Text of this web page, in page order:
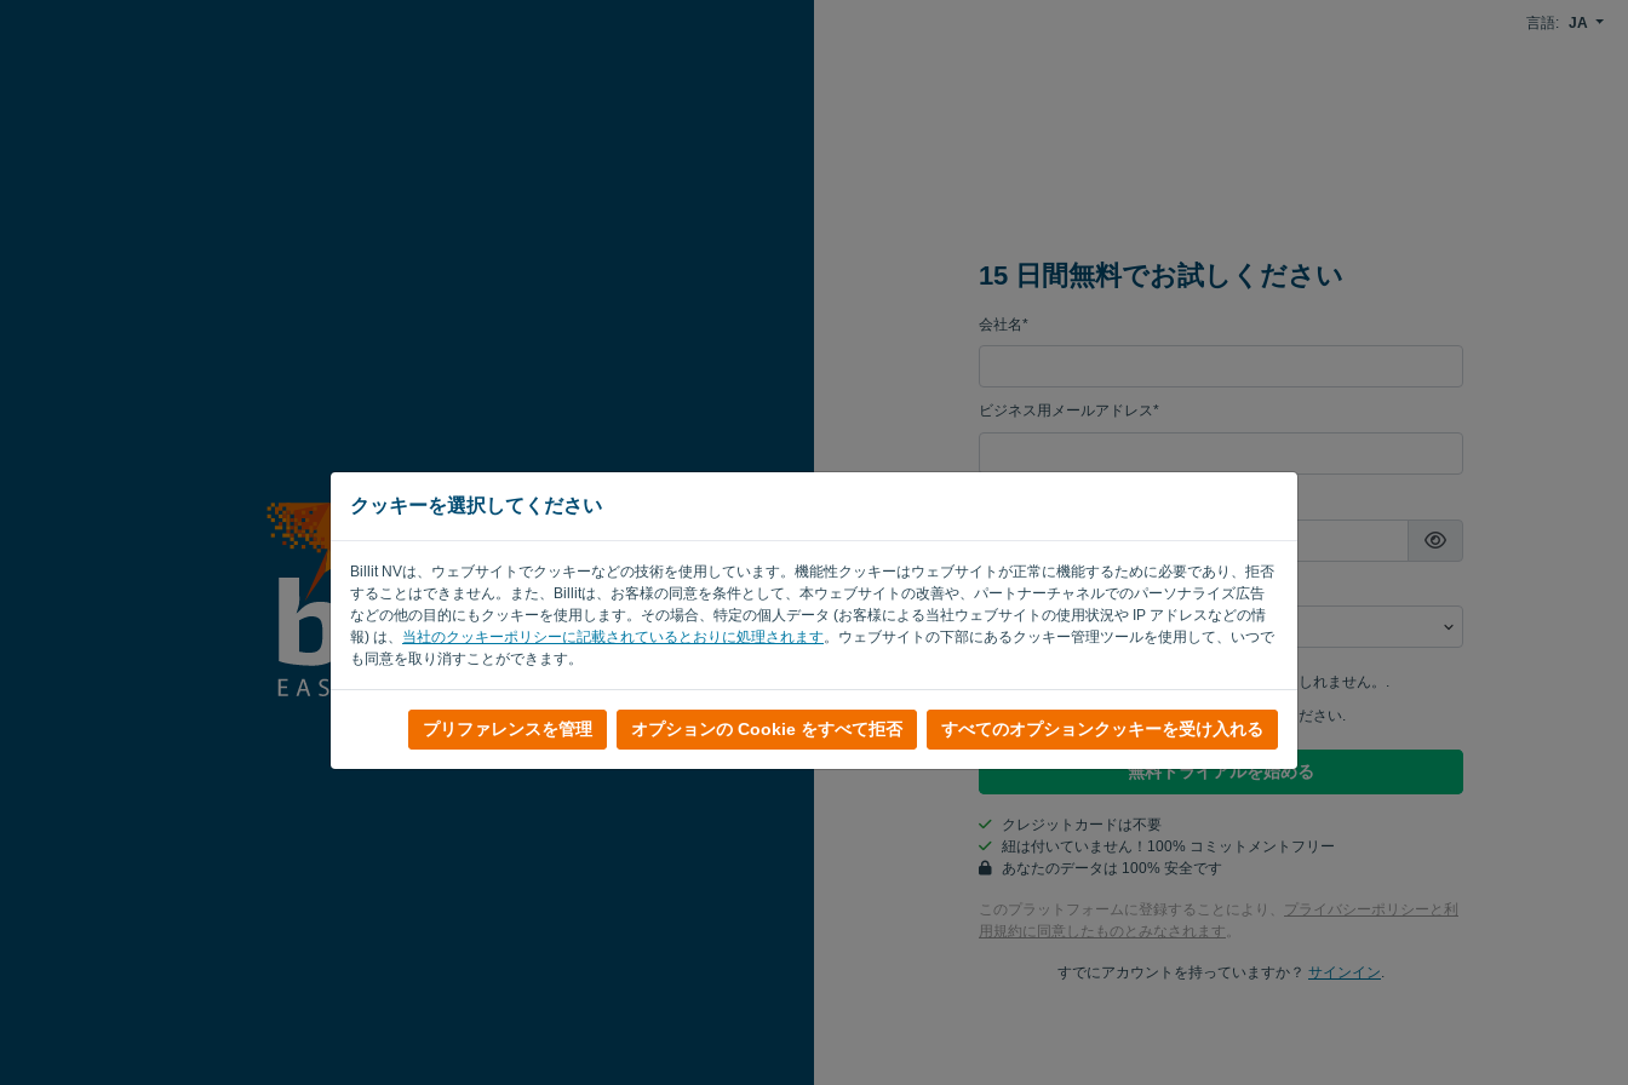
クッキーを選択してください
Billit NVは、ウェブサイトでクッキーなどの技術を使用しています。機能性クッキーはウェブサイトが正常に機能するために必要であり、拒否
することはできません。また、Billitは、お客様の同意を条件として、本ウェブサイトの改善や、パートナーチャネルでのパーソナライズ広告
などの他の目的にもクッキーを使用します。その場合、特定の個人データ (お客様による当社ウェブサイトの使用状況や IP アドレスなどの情
報) は、 当社のクッキーポリシーに記載されているとおりに処理されます。ウェブサイトの下部にあるクッキー管理ツールを使用して、いつで
も同意を取り消すことができます。
プリファレンスを管理 オプションの Cookie をすべて拒否 すべてのオプションクッキーを受け入れる
言語: JA
15 日間無料でお試しください
会社名*
ビジネス用メールアドレス*
カントリー
はい、彼は私の製品アップデートを学ぶかもしれません。.
はい、マーケティングの最新情報を送ってください.
無料トライアルを始める
クレジットカードは不要
紐は付いていません！100% コミットメントフリー
あなたのデータは 100% 安全です
このプラットフォームに登録することにより、 プライバシーポリシーと利
用規約に同意したものとみなされます。
すでにアカウントを持っていますか？ サインイン.